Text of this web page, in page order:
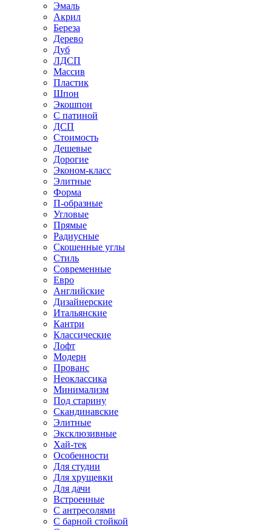
Эмаль
Акрил
Береза
Дерево
Дуб
ЛДСП
Массив
Пластик
Шпон
Экошпон
С патиной
ДСП
Стоимость
Дешевые
Дорогие
Эконом-класс
Элитные
Форма
П-образные
Угловые
Прямые
Радиусные
Скошенные углы
Стиль
Современные
Евро
Английские
Дизайнерские
Итальянские
Кантри
Классические
Лофт
Модерн
Прованс
Неоклассика
Минимализм
Под старину
Скандинавские
Элитные
Эксклюзивные
Хай-тек
Особенности
Для студии
Для хрущевки
Для дачи
Встроенные
С антресолями
С барной стойкой